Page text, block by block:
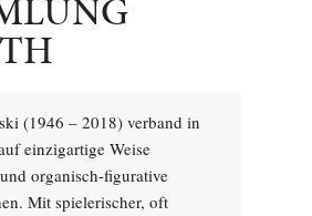
(1946 – 2018) verband in
einzigartige Weise
organisch-figurative
Mit spielerischer, oft